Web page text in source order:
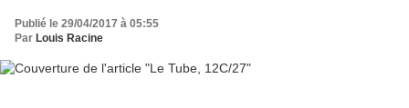
Publié le 29/04/2017 à 05:55
Par Louis Racine